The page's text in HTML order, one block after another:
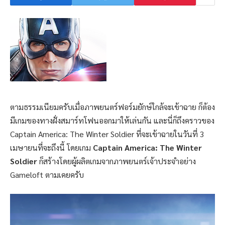
ตามธรรมเนียมครับเมื่อภาพยนตร์ฟอร์มยักษ์ใกล้จะเข้าฉาย ก็ต้อง
มีเกมของทางฝั่งสมาร์ทโฟนออกมาให้เล่นกัน และนี่ก็ถึงคราวของ
Captain America: The Winter Soldier ที่จะเข้าฉายในวันที่ 3
เมษายนที่จะถึงนี้ โดยเกม Captain America: The Winter
Soldierก็สร้างโดยผู้ผลิตเกมจากภาพยนตร์เจ้าประจำอย่าง
Gameloft ตามเคยครับ